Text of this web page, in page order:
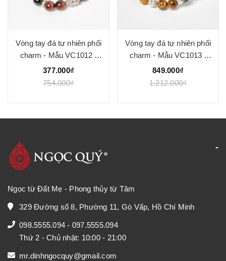
Vòng tay đá tự nhiên phối
charm - Mẫu VC1012 -
Ngọc Quý
377.000₫
754.000₫
Vòng tay đá tự nhiên phối
charm - Mẫu VC1013 -
Ngọc Quý
849.000₫
1.212.000₫
Ngọc từ Đất Mẹ - Phong thủy từ Tâm
329 Đường số 8, Phường 11, Gò Vấp, Hồ Chí Minh
098.5555.094 - 097.5555.094
Thứ 2 - Chủ nhật: 10:00 - 21:00
mr.dinhngocquy@gmail.com